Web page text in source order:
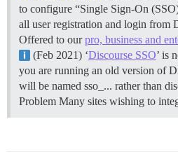
to configure “Single Sign-On
all user registration and login from
Offered to ourpro, business and
(Feb 2021) ‘Discourse SSO’ is
you are running an old version of
will be named sso_... rather than
Problem Many sites wishing to